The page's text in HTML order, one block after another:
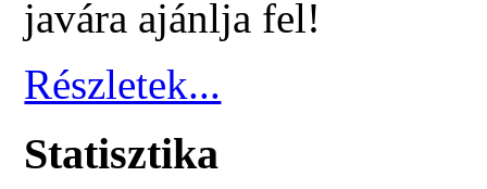
javára ajánlja fel!
Részletek...
Statisztika